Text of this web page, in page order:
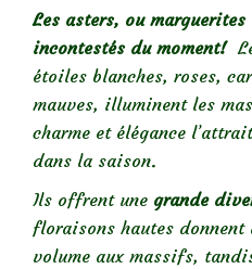
Les asters, ou
incontestés du moment!
étoiles blanches, roses,
mauves, illuminent les
charme et élégance
dans la saison.
Ils offrent une grande
floraisons hautes donnent
volume aux massifs,